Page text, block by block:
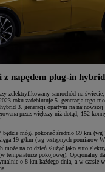
napędem plug-in hybrid
zelektryfikowany samochód na świecie,
roku zadebiutuje 5. generacja tego
3. generacji opartym na
przez większy niż dotąd, 152-
mógł pokonać średnio 69 km (wg
19 g/km (wg wstępnych pomiarów
na co dzień służyć jako auto
temperaturze pokojowej). Opcjonalny
o 8 km każdego dnia, a w czasie